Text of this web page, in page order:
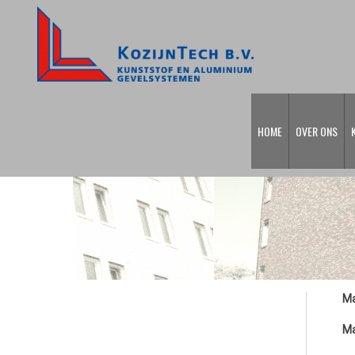
HOME OVER ONS